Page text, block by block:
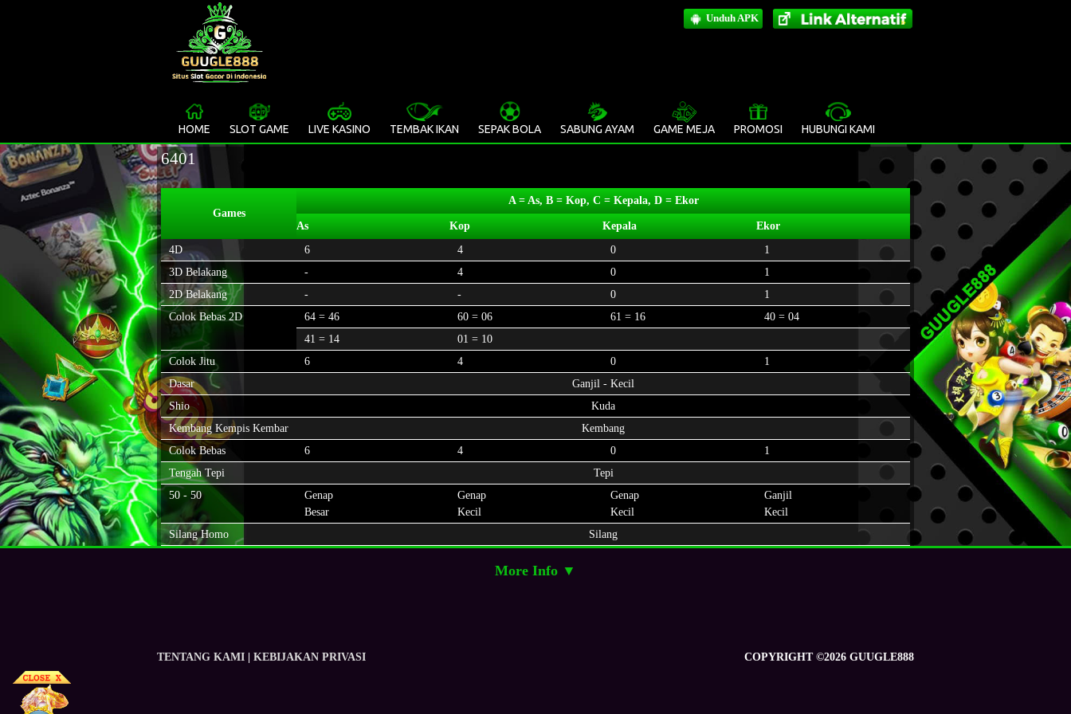
Unduh APK »
HOME SLOT GAME LIVE KASINO TEMBAK IKAN SEPAK BOLA SABUNG AYAM GAME MEJA PROMOSI HUBUNGI KAMI
6401
Games
A = As, B = Kop, C = Kepala, D = Ekor
As Kop Kepala
Ekor
4D
6 4 0
1
3D Belakang
- 4 0
1
2D Belakang
- - 0
1
Colok Bebas 2D
64 = 46 60 = 06 61 = 16
40 = 04
41 = 14
01 = 10
Colok Jitu
6 4 0
1
Dasar
Ganjil - Kecil
Shio
Kuda
Kembang Kempis Kembar
Kembang
Colok Bebas
6 4 0
1
Tengah Tepi
Tepi
50 - 50
Genap
Besar
Genap
Kecil
Genap
Kecil
Ganjil
Kecil
Silang Homo
Silang
More Info ▼
TENTANG KAMI KEBIJAKAN PRIVASI COPYRIGHT ©2026 GUUGLE888